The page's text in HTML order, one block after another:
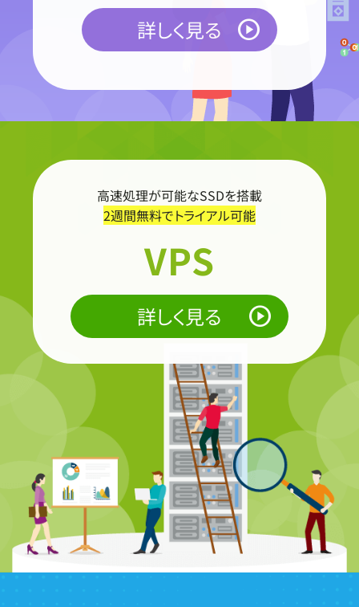
お問い合わせ
0120-578-538
詳しく見る
高速処理が可能なSSDを搭載
2週間無料でトライアル可能
VPS
詳しく見る